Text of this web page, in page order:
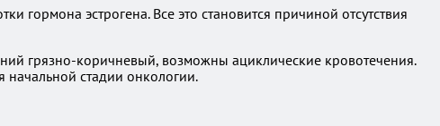
эстрогена. Все это становится причиной отсутствия
грязно-коричневый, возможны ациклические кровотечения.
стадии онкологии.